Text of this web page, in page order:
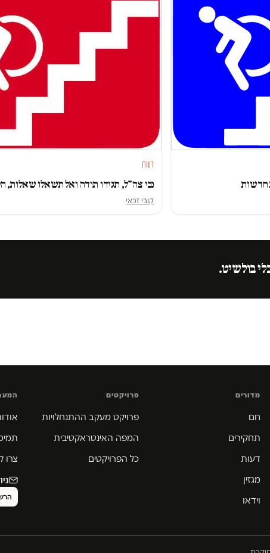
חדשות
דעות
נכי צה"ל, תגידו תודה ואל תשאלו שאלות,
קובי זכאי
בולשיט.
מדורים
חם
תחקירים
דעות
מגזין
וידאו
פרויקטים
פרויקט מעקב ההתנחלויות
המפה האינטראקטיבית
כל הפרויקטים
צרו